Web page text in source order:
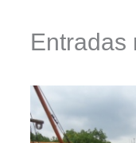
Entradas